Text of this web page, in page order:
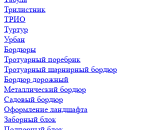
Трилистник
ТРИО
Туртур
Урбан
Бордюры
Тротуарный поребрик
Тротуарный шарнирный бордюр
Бордюр дорожный
Металлический бордюр
Садовый бордюр
Оформление ландшафта
Заборный блок